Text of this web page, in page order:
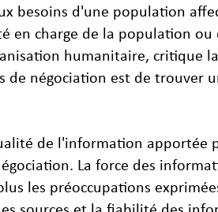
besoins d'une population
charge de la population
humanitaire, critique
négociation est de trouver
de l'information
La force des
les préoccupations